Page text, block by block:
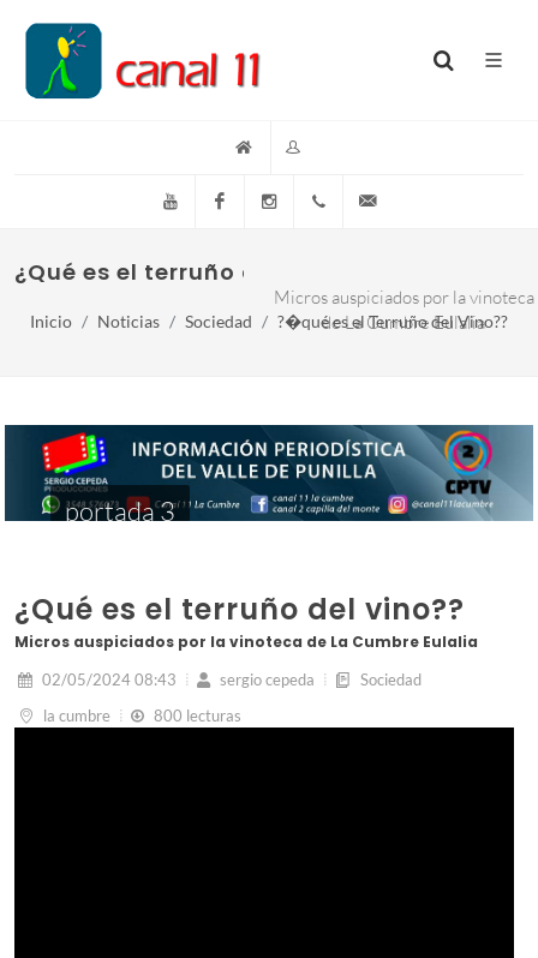
YouTube FacebookInstagram(+54)(9)3548-576073
¿Qué es el terruño del vino??
Micros auspiciados por la vinoteca
de La Cumbre Eulalia
Inicio Noticias Sociedad ?�qué es el Terruño del Vino??
portada 3
¿Qué es el terruño del vino??
Micros auspiciados por la vinoteca de La Cumbre Eulalia
02/05/2024 08:43 sergio cepeda
Sociedad
la cumbre
800 lecturas